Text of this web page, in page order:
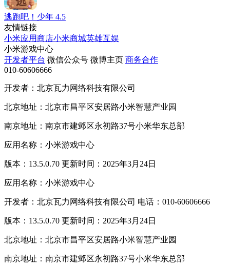
逃跑吧！少年 4.5
友情链接
小米应用商店小米商城英雄互娱
小米游戏中心
开发者平台 微信公众号 微博主页 商务合作
010-60606666
开发者：北京瓦力网络科技有限公司
北京地址：北京市昌平区安居路小米智慧产业园
南京地址：南京市建邺区永初路37号小米华东总部
应用名称：小米游戏中心
版本：13.5.0.70 更新时间：2025年3月24日
应用名称：小米游戏中心
开发者：北京瓦力网络科技有限公司 电话：010-60606666
版本：13.5.0.70 更新时间：2025年3月24日
北京地址：北京市昌平区安居路小米智慧产业园
南京地址：南京市建邺区永初路37号小米华东总部